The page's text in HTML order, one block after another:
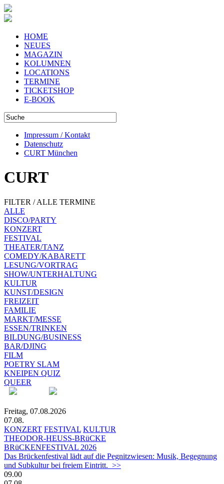
HOME
NEUES
MAGAZIN
KOLUMNEN
LOCATIONS
TERMINE
TICKETSHOP
E-BOOK
Impressum / Kontakt
Datenschutz
CURT München
CURT
FILTER / ALLE TERMINE
ALLE
DISCO/PARTY
KONZERT
FESTIVAL
THEATER/TANZ
COMEDY/KABARETT
LESUNG/VORTRAG
SHOW/UNTERHALTUNG
KULTUR
KUNST/DESIGN
FREIZEIT
FAMILIE
MARKT/MESSE
ESSEN/TRINKEN
BILDUNG/BUSINESS
BAR/DJING
FILM
POETRY SLAM
KNEIPEN QUIZ
QUEER
Freitag, 07.08.2026
07.08.
KONZERT FESTIVAL KULTUR
THEODOR-HEUSS-BRüCKE
BRüCKENFESTIVAL 2026
Das Brückenfestival lädt auf die Pegnitzwiesen: Musik, Begegnung
und Subkultur bei freiem Eintritt. >>
09.00